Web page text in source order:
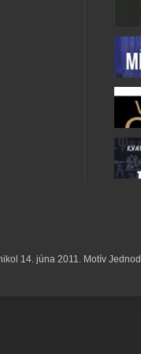
14. júna 2011. Motív